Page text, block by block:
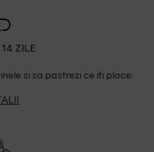
14 ZILE
si sa pastrezi ce iti place.